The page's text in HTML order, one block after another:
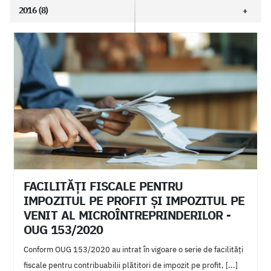
Concediu
SGR Returo Garantie Returnare 0.50 lei
Nexus ERP Monografie contabila Note contabile SGR
Contabilitate SGR Sistem garantie retur MSP
Bitdefender GravityZone Nexus Media Facturare
ANAF Dosar contabil Impozit
Sistem garantie returnare Regiunea Nordest
Cursuri Gratuite Avertizare Notificare
Configurabil Programabil Retail
Viva wallet Instruire Curs Gratuit
Optimizare fluxuri Imbunatatirea proceselor
2016 (8)
FACILITĂȚI FISCALE PENTRU
IMPOZITUL PE PROFIT ŞI IMPOZITUL PE
VENIT AL MICROÎNTREPRINDERILOR -
OUG 153/2020
Conform OUG 153/2020 au intrat în vigoare o serie de facilități
fiscale pentru contribuabilii plătitori de impozit pe profit, [...]